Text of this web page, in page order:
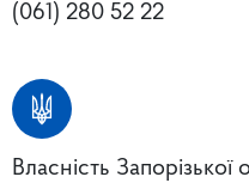
(061) 280 52 22
Власність